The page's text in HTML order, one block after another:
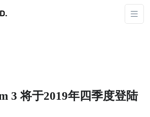
3 将于2019年四季度登陆